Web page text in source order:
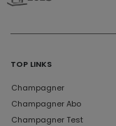
TOP LINKS
Champagner
Champagner Abo
Champagner Test